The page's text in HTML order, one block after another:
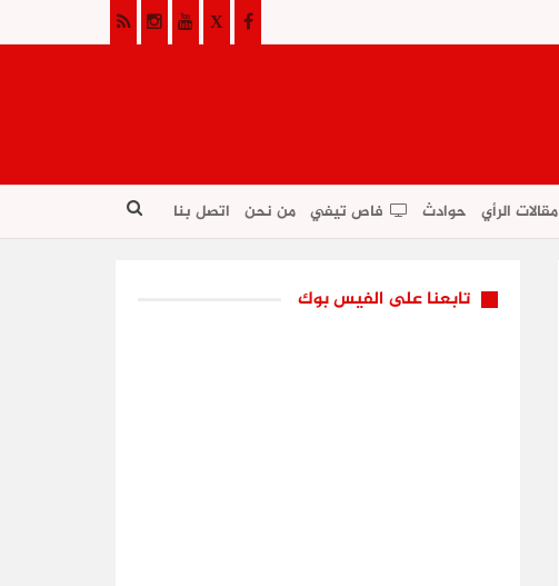
مقالات الرأي حوادث فاص تيفي من نحن اتصل بنا
تابعنا على الفيس بوك